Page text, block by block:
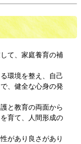
て、家庭養育の補
環境を整え、自己
、健全な心身の発
と教育の両面から
育て、人間形成の
があり良さがあり